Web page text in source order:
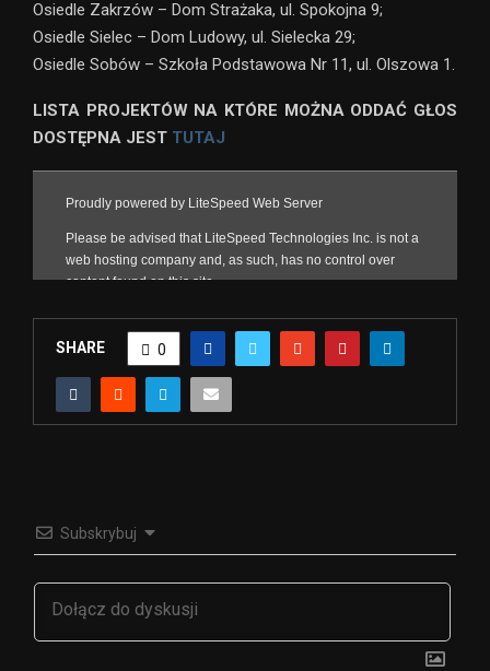
Osiedle Zakrzów – Dom Strażaka, ul. Spokojna 9;
Osiedle Sielec – Dom Ludowy, ul. Sielecka 29;
Osiedle Sobów – Szkoła Podstawowa Nr 11, ul. Olszowa 1.
LISTA PROJEKTÓW NA KTÓRE MOŻNA ODDAĆ GŁOS
DOSTĘPNA JEST TUTAJ
SHARE 0
Subskrybuj